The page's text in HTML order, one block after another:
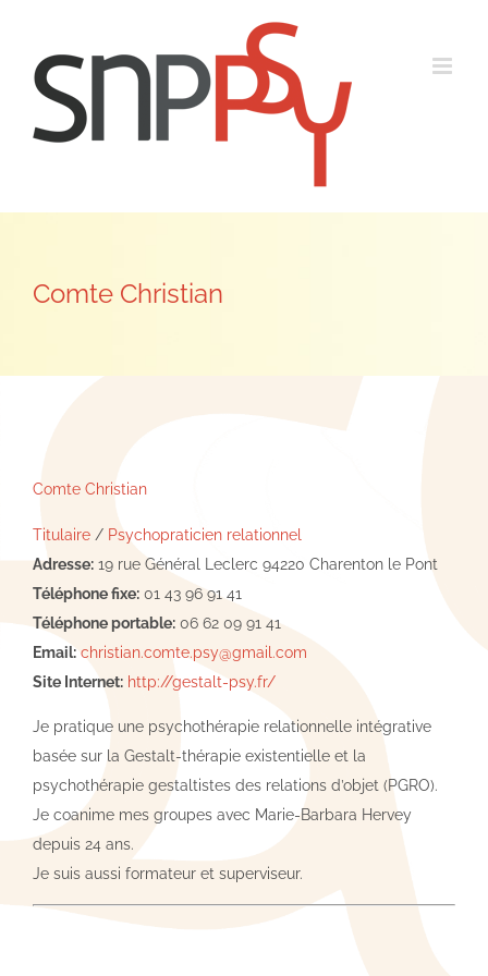
contenu
Comte Christian
Comte Christian
Titulaire / Psychopraticien relationnel
Adresse: 19 rue Général Leclerc 94220 Charenton le Pont
Téléphone fixe: 01 43 96 91 41
Téléphone portable: 06 62 09 91 41
Email: christian.comte.psy@gmail.com
Site Internet: http://gestalt-psy.fr/
Je pratique une psychothérapie relationnelle intégrative
basée sur la Gestalt-thérapie existentielle et la
psychothérapie gestaltistes des relations d’objet (PGRO).
Je coanime mes groupes avec Marie-Barbara Hervey
depuis 24 ans.
Je suis aussi formateur et superviseur.